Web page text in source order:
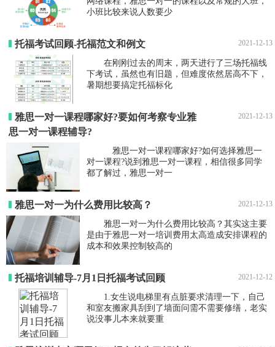
小班比较来说人数要少
托福考试回顾-托福范文和例文 2021-12-13
在刚刚过去的周末，两天进行了三场托福线
下考试，虽然也有旧题，但难度依然居高不下，
暑期想要搞定托福标化
雅思一对一课程哪家好?要如何考察专业雅
思一对一课程辅导?
2021-12-13
雅思一对一课程哪家好?如何选择雅思一
对一课程?说到雅思一对一课程，相信很多同学
都了解过，雅思一对一
雅思一对一为什么费用比较高？ 2021-12-13
雅思一对一为什么费用比较高？其实这主要
是由于雅思一对一培训费用太高造成安排课程的
成本和效果控制较高的
托福培训辅导-7月1日托福考试回顾 2021-12-12
1.女生说电梯里有点脏要求清理一下，自己
和室友搬家具刮到了墙面问需不需要修缮，老实
说没事儿本来就要重